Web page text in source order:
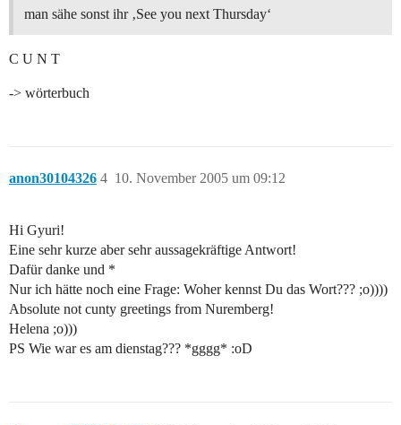
man sähe sonst ihr ‚See you next Thursday‘
C U N T
-> wörterbuch
anon30104326 10. November 2005 um 09:12
4
Hi Gyuri!
Eine sehr kurze aber sehr aussagekräftige Antwort!
Dafür danke und *
Nur ich hätte noch eine Frage: Woher kennst Du das Wort??? ;o))))
Absolute not cunty greetings from Nuremberg!
Helena ;o)))
PS Wie war es am dienstag??? *gggg* :oD